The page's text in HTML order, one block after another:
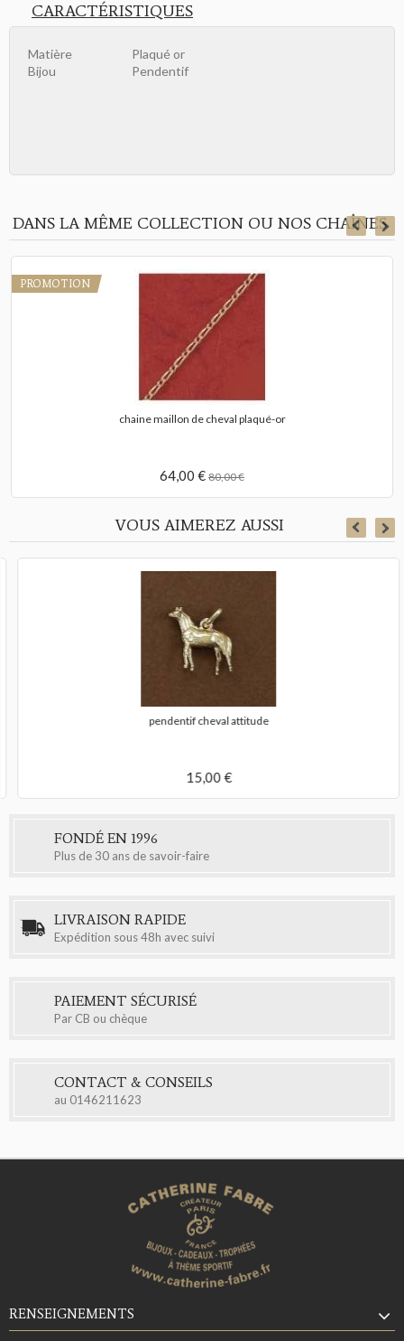
CARACTÉRISTIQUES
Matière
Plaqué or
Bijou
Pendentif
DANS LA MÊME COLLECTION OU NOS CHAÎNES
PROMOTION
chaine maillon de cheval plaqué-or
64,00 € 80,00 €
VOUS AIMEREZ AUSSI
pendentif cheval attitude
15,00 €
FONDÉ EN 1996
Plus de 30 ans de savoir-faire
LIVRAISON RAPIDE
Expédition sous 48h avec suivi
PAIEMENT SÉCURISÉ
Par CB ou chèque
CONTACT & CONSEILS
au 0146211623
RENSEIGNEMENTS